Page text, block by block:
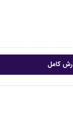
کامل